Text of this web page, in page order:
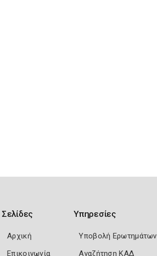
Σελίδες
Αρχική
Επικοινωνία
Υπηρεσίες
Υποβολή Ερωτημάτων
Αναζήτηση ΚΑΔ